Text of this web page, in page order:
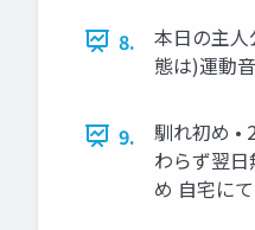
8.
本日の主
態は)運動
9.
馴れ初め •
わらず翌
め 自宅に